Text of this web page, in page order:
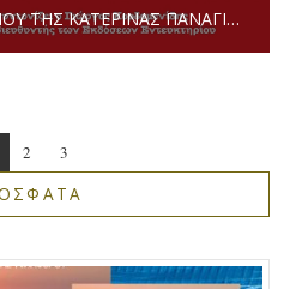
ΠΑΡΟΥΣΊΑΣΗ ΤΟΥ ΒΙΒΛΊΟΥ ΤΗΣ ΚΑΤΕΡΊΝΑΣ ΠΑΝΑΓΙΩΤΟΠΟΎΛΟΥ “ΔΙΆΨΑΛΜΑ”
2 3